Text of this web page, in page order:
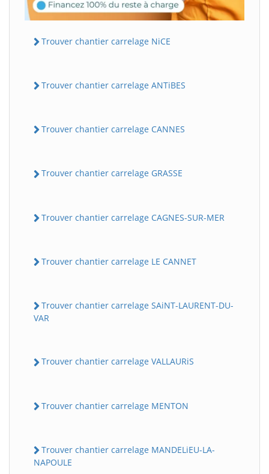
Trouver chantier carrelage NiCE
Trouver chantier carrelage ANTiBES
Trouver chantier carrelage CANNES
Trouver chantier carrelage GRASSE
Trouver chantier carrelage CAGNES-SUR-MER
Trouver chantier carrelage LE CANNET
Trouver chantier carrelage SAiNT-LAURENT-DU-
VAR
Trouver chantier carrelage VALLAURiS
Trouver chantier carrelage MENTON
Trouver chantier carrelage MANDELiEU-LA-
NAPOULE